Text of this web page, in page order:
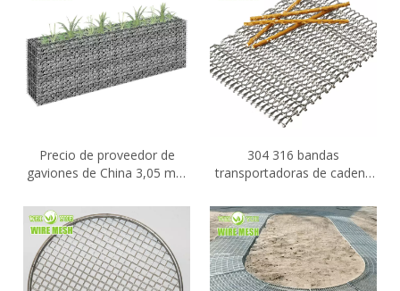
Precio de proveedor de
gaviones de China 3,05 mm
gaviones de piedra/cesta de
gaviones de 3X1X0,5 m
304 316 bandas
transportadoras de cadena
inoxidable de la armadura
equilibrada mecánica
congelada 316L